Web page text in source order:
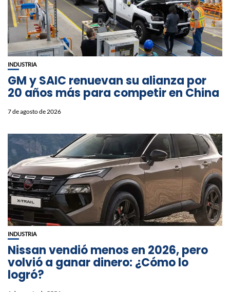
INDUSTRIA
GM y SAIC renuevan su alianza por
20 años más para competir en China
7 de agosto de 2026
INDUSTRIA
Nissan vendió menos en 2026, pero
volvió a ganar dinero: ¿Cómo lo
logró?